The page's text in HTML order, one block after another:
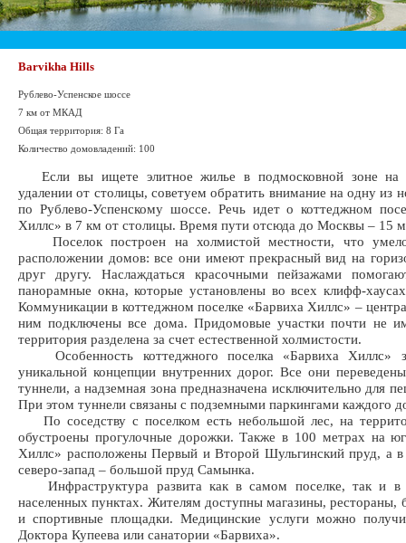
Barvikha Hills
Рублево-Успенское шоссе
7 км от МКАД
Общая территория: 8 Га
Количество домовладений: 100
Если вы ищете элитное жилье в подмосковной зоне на
удалении от столицы, советуем обратить внимание на одну из
по Рублево-Успенскому шоссе. Речь идет о коттеджном
Хиллс» в 7 км от столицы. Время пути отсюда до Москвы – 15
Поселок построен на холмистой местности, что
расположении домов: все они имеют прекрасный вид на
друг другу. Наслаждаться красочными пейзажами
панорамные окна, которые установлены во всех клифф-
Коммуникации в коттеджном поселке «Барвиха Хиллс» –
ним подключены все дома. Придомовые участки почти не
территория разделена за счет естественной холмистости.
Особенность коттеджного поселка «Барвиха Хиллс»
уникальной концепции внутренних дорог. Все они
туннели, а надземная зона предназначена исключительно для
При этом туннели связаны с подземными паркингами каждого
По соседству с поселком есть небольшой лес, на
обустроены прогулочные дорожки. Также в 100 метрах на
Хиллс» расположены Первый и Второй Шульгинский пруд, а в
северо-запад – большой пруд Самынка.
Инфраструктура развита как в самом поселке, так и в
населенных пунктах. Жителям доступны магазины, рестораны,
и спортивные площадки. Медицинские услуги можно
Доктора Купеева или санатории «Барвиха».